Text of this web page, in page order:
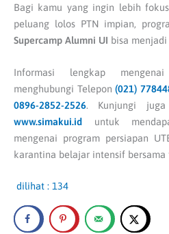
Bagi kamu yang ingin lebih
peluang lolos PTN impian,
Supercamp Alumni UI bisa
Informasi lengkap
menghubungi Telepon(021)
0896-2852-2526. Kunjungi
www.simakui.id untuk
mengenai program persiapan
karantina belajar intensif bersama
dilihat : 134